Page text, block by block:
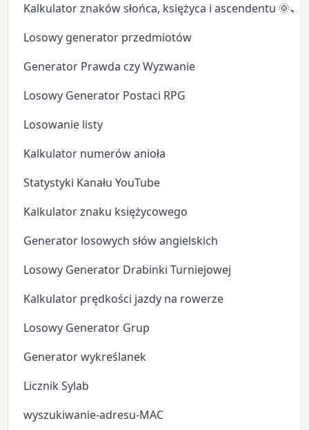
Kalkulator znaków słońca, księżyca i ascendentu
Losowy generator przedmiotów
Generator Prawda czy Wyzwanie
Losowy Generator Postaci RPG
Losowanie listy
Kalkulator numerów anioła
Statystyki Kanału YouTube
Kalkulator znaku księżycowego
Generator losowych słów angielskich
Losowy Generator Drabinki Turniejowej
Kalkulator prędkości jazdy na rowerze
Losowy Generator Grup
Generator wykreślanek
Licznik Sylab
wyszukiwanie-adresu-MAC